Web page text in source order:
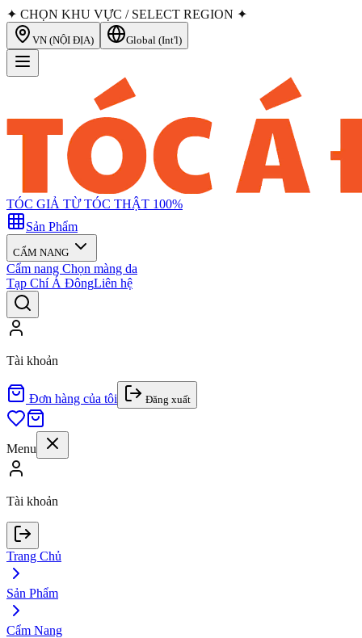
✦ CHỌN KHU VỰC / SELECT REGION ✦
VN (NỘI ĐỊA) Global (Int'l)
TÓC GIẢ TỪ TÓC THẬT 100%
Sản Phẩm
CẨM NANG
Cẩm nang Chọn màng da
Tạp Chí Á ĐôngLiên hệ
Tài khoản
Đơn hàng của tôi Đăng xuất
Menu
Tài khoản
Trang Chủ
Sản Phẩm
Cẩm Nang